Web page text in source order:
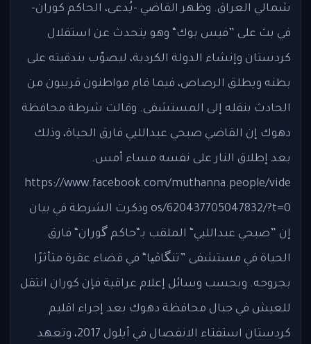
شمالي العراق. وظهر القاضي -يُدعى، الحاكم كوران-
في بث على ”فيس بوك“ وهو يتحدث عن استقلال
كردستان وإنشاء الدولة الكردية، ليصوّب بندقيته على
بطنه ويطلق الرصاص، فيما قام مواطنون قريبون من
الحادث بنقله إلى المستشفى. وقالت شرطة محافظة
دهوك إن القاضي صبحي عبدالليي فارق الحياة، وذلك
بعد إطلاق النار على نفسه مساء أمس.
https://www.facebook.com/muthanna.people/vide
os/620437705047832/?t=0 وذكرت الشرطة في بيان
إن ”صبحي عبدالليي“ الملقب بـ“حاكم گوران“ فارق
الحياة في مستشفى ”تنگاڤیا“ في قضاء عقرة متأثرًا
بجروحه. وبحسب وسائل إعلام عراقية فإن كوران انتقل
للعيش في جبال محافظة دهوك بعد إجراء اقليم
كردستان استفتاء الانفصال في أيلول 2017، وتعهد